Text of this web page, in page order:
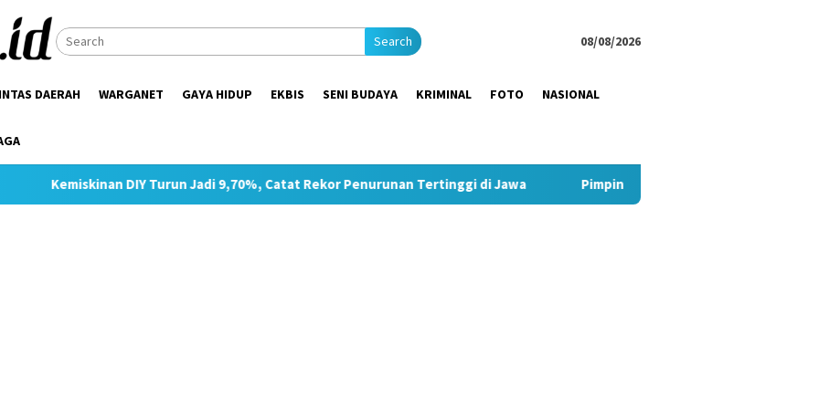
Search 08/08/2026
DAERAH WARGANET GAYA HIDUP EKBIS SENI BUDAYA KRIMINAL FOTO NASIONAL
Turun Jadi 9,70%, Catat Rekor Penurunan Tertinggi di Jawa Pimpin Strategi Komunikasi JNE, Kurnia Nugraha Sabet